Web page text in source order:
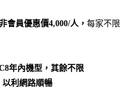
會員優惠價4,000/人， 每家不限
年內機型，其餘不限
利網路順暢